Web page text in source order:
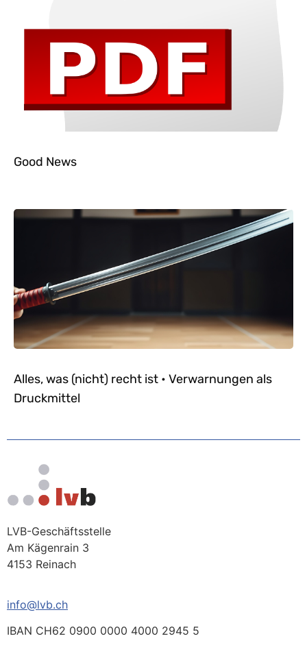
Good News
Alles, was (nicht) recht ist • Verwarnungen als
Druckmittel
LVB-Geschäftsstelle
Am Kägenrain 3
4153 Reinach
info@lvb.ch
IBAN CH62 0900 0000 4000 2945 5